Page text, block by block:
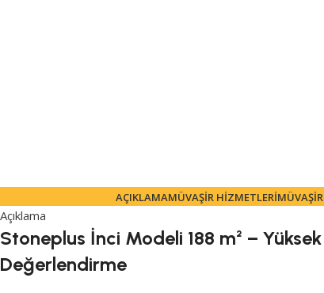
AÇIKLAMAMÜVAŞIR HIZMETLERI
Açıklama
Stoneplus İnci Modeli 188 m² –
Değerlendirme